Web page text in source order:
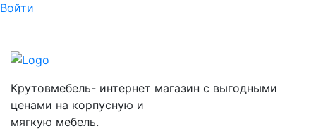
Войти
Крутовмебель- интернет магазин с выгодными
ценами на корпусную и
мягкую мебель.